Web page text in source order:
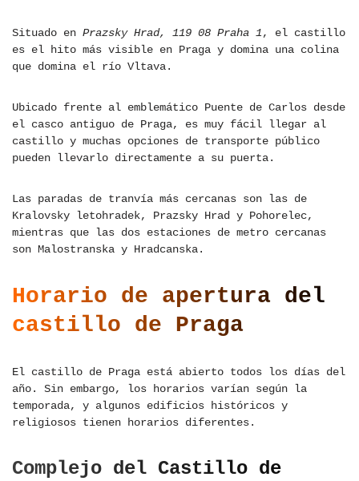
Situado en Prazsky Hrad, 119 08 Praha 1, el castillo
es el hito más visible en Praga y domina una colina
que domina el río Vltava.
Ubicado frente al emblemático Puente de Carlos desde
el casco antiguo de Praga, es muy fácil llegar al
castillo y muchas opciones de transporte público
pueden llevarlo directamente a su puerta.
Las paradas de tranvía más cercanas son las de
Kralovsky letohradek, Prazsky Hrad y Pohorelec,
mientras que las dos estaciones de metro cercanas
son Malostranska y Hradcanska.
Horario de apertura del
castillo de Praga
El castillo de Praga está abierto todos los días del
año. Sin embargo, los horarios varían según la
temporada, y algunos edificios históricos y
religiosos tienen horarios diferentes.
Complejo del Castillo de